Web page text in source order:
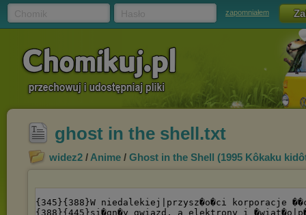
zapomniałem
ghost in the shell.txt
widez2 / Anime / Ghost in the Shell (1995 Kôkaku